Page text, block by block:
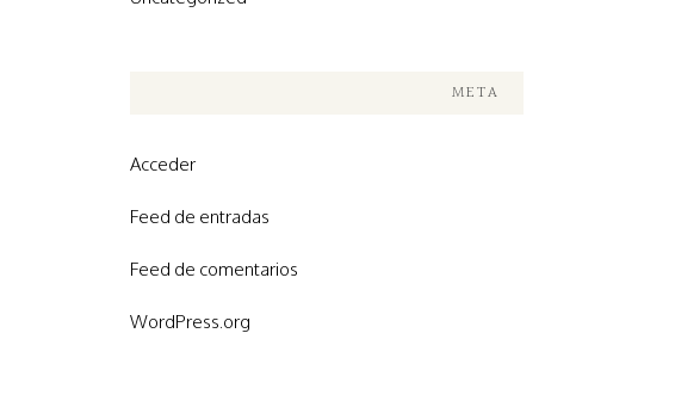
META
Acceder
Feed de entradas
Feed de comentarios
WordPress.org